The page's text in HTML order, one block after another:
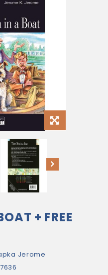
+ FREE
Jerome